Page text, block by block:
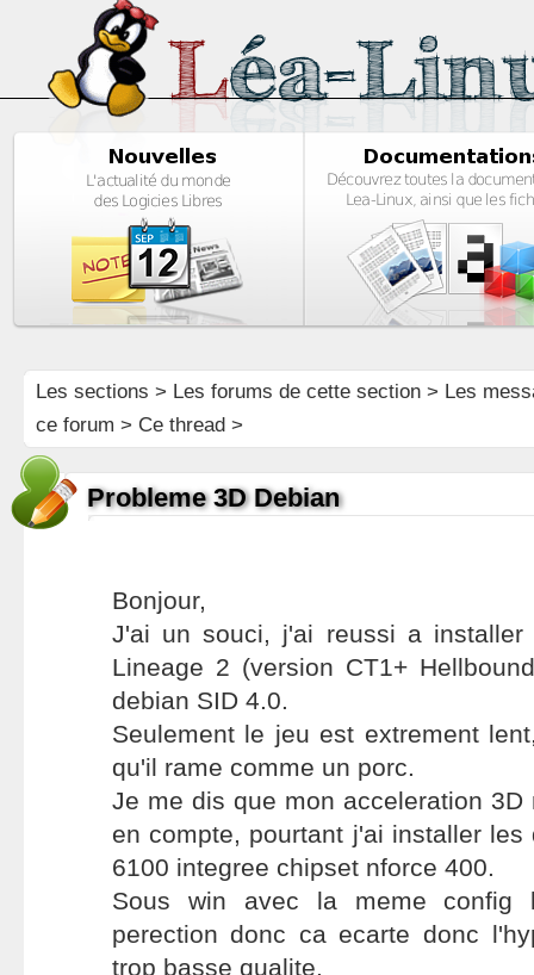
Les sections > Les forums de cette section> Les
ce forum > Ce thread >
Probleme 3D Debian
Bonjour,
J'ai un souci, j'ai reussi a
Lineage 2 (version CT1+
debian SID 4.0.
Seulement le jeu est extrement
qu'il rame comme un porc.
Je me dis que mon acceleration
en compte, pourtant j'ai installer
6100 integree chipset nforce 400.
Sous win avec la meme
perection donc ca ecarte donc
trop basse qualite.